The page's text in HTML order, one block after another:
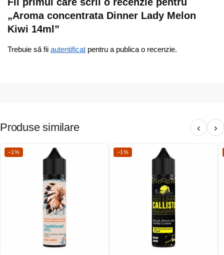
„Aroma concentrata Dinner Lady Melon
Kiwi 14ml”
Trebuie să fii autentificat pentru a publica o recenzie.
Produse similare ‹ ›
−1% −1%